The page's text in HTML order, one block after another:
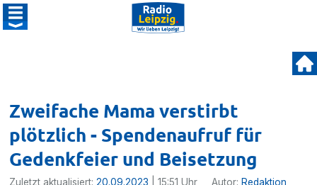
Zweifache Mama verstirbt
plötzlich - Spendenaufruf für
Gedenkfeier und Beisetzung
Zuletzt aktualisiert:20.09.2023 | 15:51 Uhr Autor: Redaktion